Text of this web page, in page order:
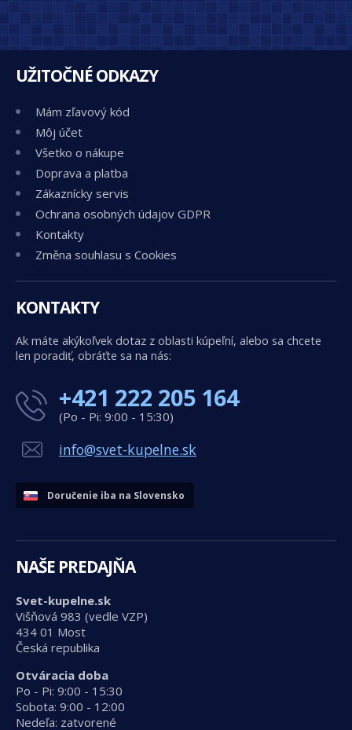
UŽITOČNÉ ODKAZY
Mám zľavový kód
Môj účet
Všetko o nákupe
Doprava a platba
Zákaznícky servis
Ochrana osobných údajov GDPR
Kontakty
Změna souhlasu s Cookies
KONTAKTY
Ak máte akýkoľvek dotaz z oblasti kúpeľní, alebo sa chcete
len poradiť, obráťte sa na nás:
+421 222 205 164
(Po - Pi: 9:00 - 15:30)
info@svet-kupelne.sk
Doručenie iba na Slovensko
NAŠE PREDAJŇA
Svet-kupelne.sk
Višňová 983 (vedle VZP)
434 01 Most
Česká republika
Otváracia doba
Po - Pi: 9:00 - 15:30
Sobota: 9:00 - 12:00
Nedeľa: zatvorené